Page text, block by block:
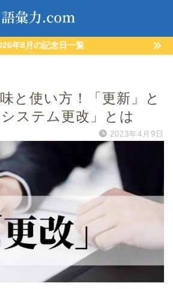
年8月の記念日一覧
と使い方！「更新」と
ステム更改」とは
2023年4月9日